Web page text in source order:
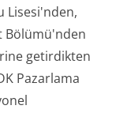
Lisesi'nden,
Bölümü'nden
getirdikten
Pazarlama